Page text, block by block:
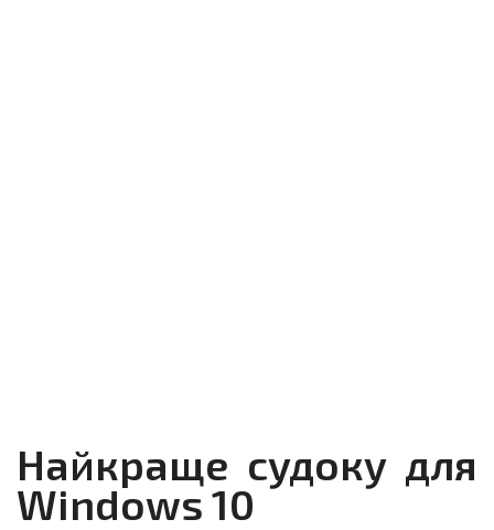
Найкраще судоку для
Windows 10